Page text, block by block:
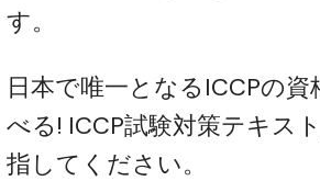
す。
日本で唯一となるICCPの
べる! ICCP試験対策テキス
指してください。